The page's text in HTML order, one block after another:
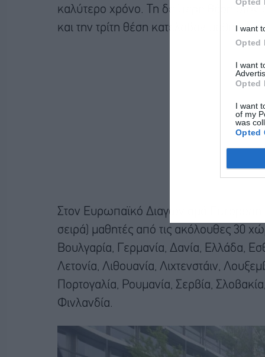
I want
Opted
I want
Opted
I want
of my
was
Opted
καλύτερο χρόνο. Τη δεύτερη θέση στον
και την τρίτη θέση κατέλαβαν μαθητές
Στον Ευρωπαϊκό Διαγωνισμό European
σειρά) μαθητές από τις ακόλουθες 30
Βουλγαρία, Γερμανία, Δανία, Ελλάδα,
Λετονία, Λιθουανία, Λιχτενστάιν,
Πορτογαλία, Ρουμανία, Σερβία,
Φινλανδία.